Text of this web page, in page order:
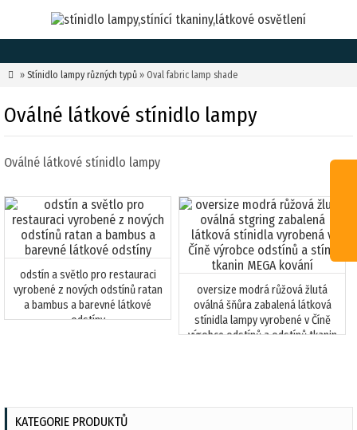
 » Stínidlo lampy různých typů » Oval fabric lamp shade
Oválné látkové stínidlo lampy
Oválné látkové stínidlo lampy
odstín a světlo pro restauraci
vyrobené z nových odstínů ratan
a bambus a barevné látkové
odstíny
oversize modrá růžová žlutá
oválná šňůra zabalená látková
stínidla lampy vyrobené v Číně
výrobce odstínů a odstínů tkanin
KATEGORIE PRODUKTŮ